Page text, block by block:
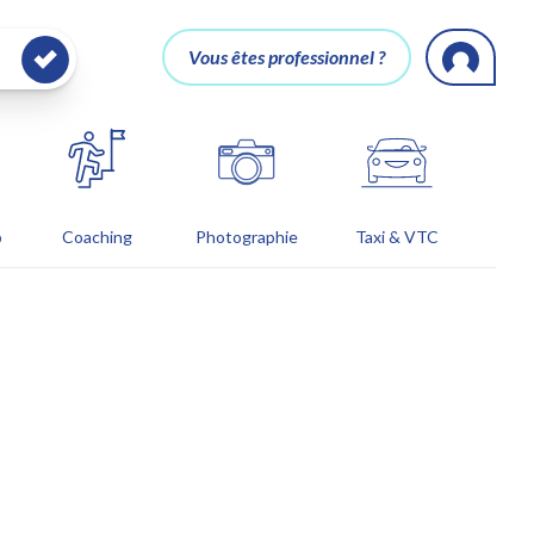
Vous êtes professionnel ?
Coaching Photographie Taxi & VTC